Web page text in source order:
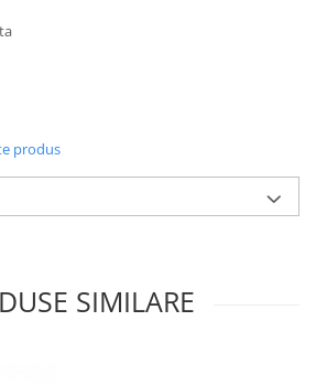
produs
SIMILARE